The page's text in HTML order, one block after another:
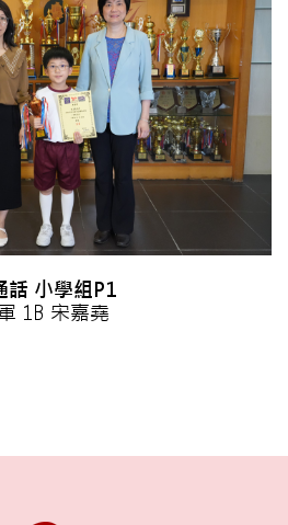
話 小學組P1
1B 宋嘉堯